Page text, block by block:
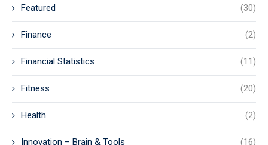
Featured (30)
Finance (2)
Financial Statistics (11)
Fitness (20)
Health (2)
Innovation – Brain & Tools (16)